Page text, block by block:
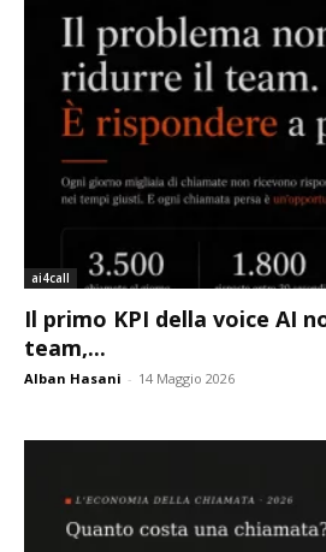
ai4call
Il primo KPI della voice AI
team,...
Alban Hasani - 14 Maggio 2026